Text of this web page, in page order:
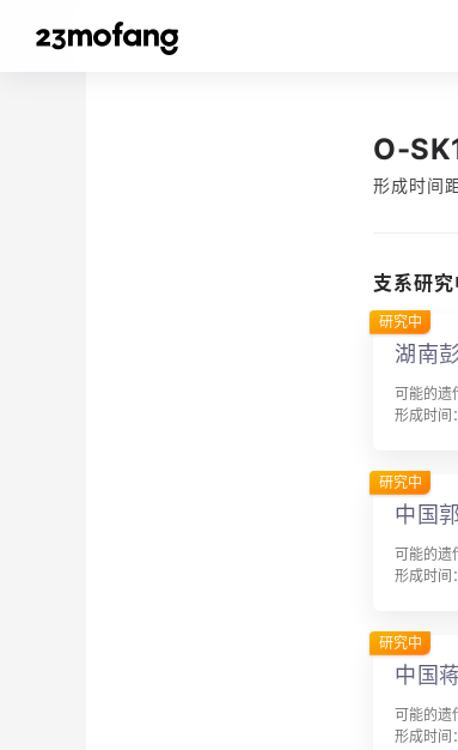
O-
形成时间
支系研
湖南
可能的遗
形成时间
研究中
中国
可能的遗
形成时间
研究中
中国
可能的遗
形成时间
研究中